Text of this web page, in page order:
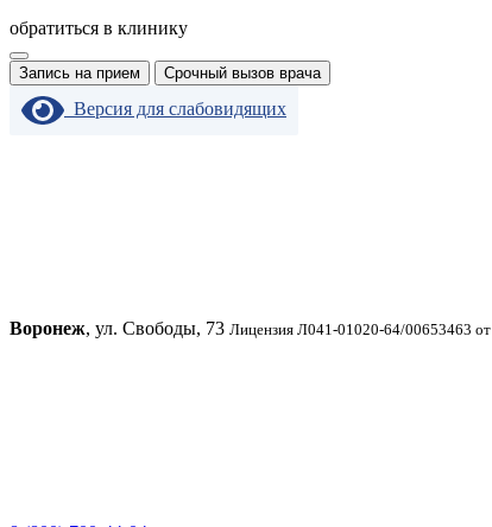
обратиться в клинику
Запись на прием Срочный вызов врача
Версия для слабовидящих
Воронеж, ул. Свободы, 73 Лицензия Л041-01020-64/00653463